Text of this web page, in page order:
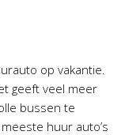
op vakantie.
geeft veel meer
bussen te
huur auto’s